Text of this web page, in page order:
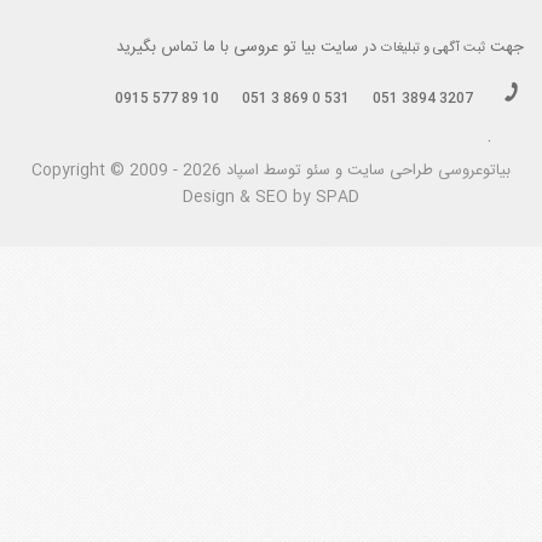
جهت ثبت آگهی و تبلیغات در سایت بیا تو عروسی با ما تماس بگیرید
051 3894 3207
051 3 869 0 531
0915 577 89 10
.
بیاتوعروسی Copyright © 2009 - 2026 طراحی سايت و سئو توسط اسپاد
Design & SEO by SPAD